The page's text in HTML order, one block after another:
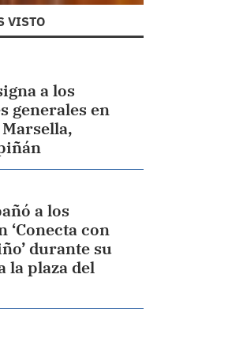
VISTO
a los
generales en
a los
con
durante su
la plaza del